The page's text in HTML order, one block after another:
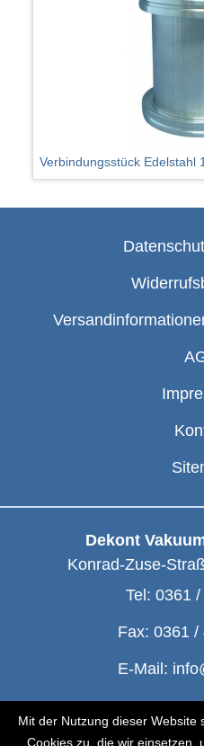
Mit der Nutzung dieser Website
Cookies zu, die wir einsetzen,
Verbindungsstück Edelstahl
Dekont
Konrad-Zuse-
Tel: 0361
Fax: 0361 /
E-Mail:
© Dekont